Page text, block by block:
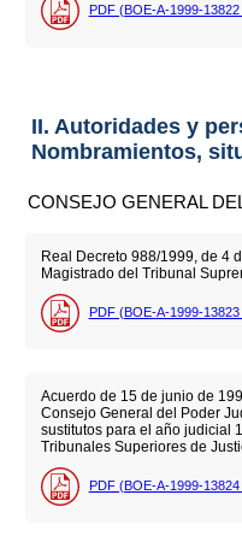
PDF (BOE-A-1999-13822
II. Autoridades y
Nombramientos,
CONSEJO GENERAL
Real Decreto 988/1999, de 4
Magistrado del Tribunal
PDF (BOE-A-1999-13823
Acuerdo de 15 de junio de
Consejo General del Poder
sustitutos para el año judicial
Tribunales Superiores de
PDF (BOE-A-1999-13824